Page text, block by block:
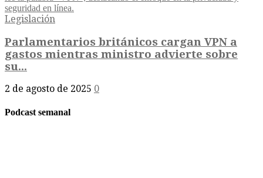
Legislación
Parlamentarios británicos cargan VPN a
gastos mientras ministro advierte sobre
su...
2 de agosto de 2025 0
Podcast semanal